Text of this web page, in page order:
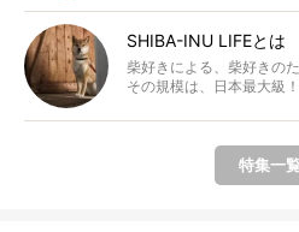
SHIBA-INU LIFEとは
柴好きによる、柴好きの
その規模は、日本最大級！
特集一